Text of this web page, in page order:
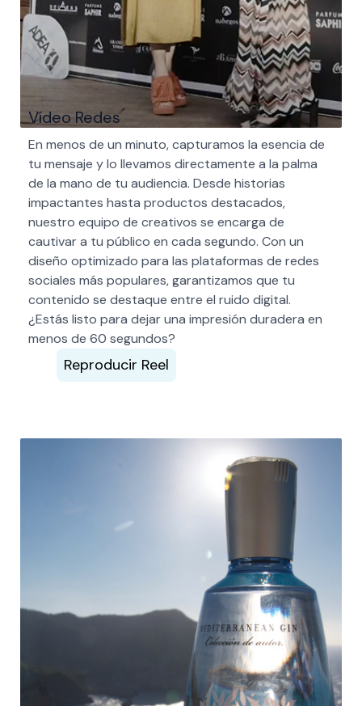
Vídeo Redes
En menos de un minuto, capturamos la esencia de
tu mensaje y lo llevamos directamente a la palma
de la mano de tu audiencia. Desde historias
impactantes hasta productos destacados,
nuestro equipo de creativos se encarga de
cautivar a tu público en cada segundo. Con un
diseño optimizado para las plataformas de redes
sociales más populares, garantizamos que tu
contenido se destaque entre el ruido digital.
¿Estás listo para dejar una impresión duradera en
menos de 60 segundos?
Reproducir Reel